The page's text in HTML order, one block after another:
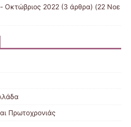
Οκτώβριος 2022 (3 άρθρα) (22 Νοε
Πρωτοχρονιάς